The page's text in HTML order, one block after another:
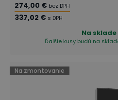
274,00 € bez DPH
337,02 € s DPH
Na sklade
Ďalšie kusy budú na
Na zmontovanie